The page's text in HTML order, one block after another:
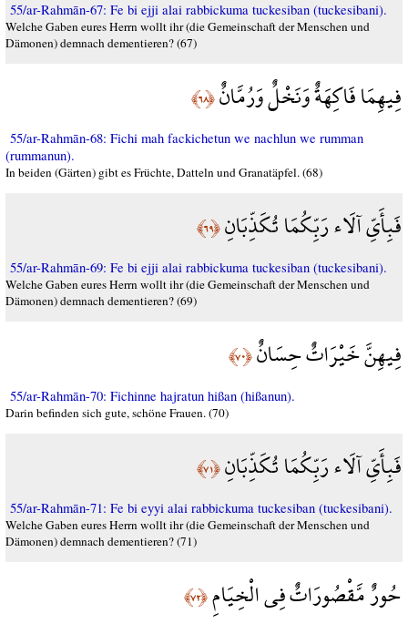
55/ar-Rahmān-67: Fe bi ejji alai rabbickuma tuckesiban (tuckesibani).
Welche Gaben eures Herrn wollt ihr (die Gemeinschaft der Menschen und
Dämonen) demnach dementieren? (67)
فِيهِمَا فَاكِهَةٌ وَنَخْلٌ وَرُمَّانٌ﴿٦٨﴾
55/ar-Rahmān-68: Fichi mah fackichetun we nachlun we rumman
(rummanun).
In beiden (Gärten) gibt es Früchte, Datteln und Granatäpfel. (68)
فَبِأَيِّ آلَاء رَبِّكُمَا تُكَذِّبَانِ﴿٦٩﴾
55/ar-Rahmān-69: Fe bi ejji alai rabbickuma tuckesiban (tuckesibani).
Welche Gaben eures Herrn wollt ihr (die Gemeinschaft der Menschen und
Dämonen) demnach dementieren? (69)
فِيهِنَّ خَيْرَاتٌ حِسَانٌ﴿٧٠﴾
55/ar-Rahmān-70: Fichinne hajratun hißan (hißanun).
Darin befinden sich gute, schöne Frauen. (70)
فَبِأَيِّ آلَاء رَبِّكُمَا تُكَذِّبَانِ﴿٧١﴾
55/ar-Rahmān-71: Fe bi eyyi alai rabbickuma tuckesiban (tuckesibani).
Welche Gaben eures Herrn wollt ihr (die Gemeinschaft der Menschen und
Dämonen) demnach dementieren? (71)
حُورٌ مَّقْصُورَاتٌ فِي الْخِيَامِ﴿٧٢﴾